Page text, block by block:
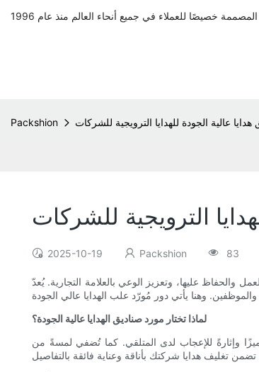
Packshion عالية الجودة للهدايا الترويجية للشركات
الترويجية للشركات
2025-10-19 Packshion 83
والحفاظ عليها، وتعزيز الوعي بالعلامة التجارية. يُعدّ
لماذا تختار مورد صناديق الهدايا عالية الجودة؟
تميزًا وإثارةً للإعجاب لدى المتلقي. كما تُضفي لمسةً من